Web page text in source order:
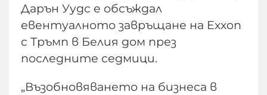
Дарън Уудс е обсъждал
евентуалното завръщане на Exxon
с Тръмп в Белия дом през
последните седмици.
„Възобновяването на бизнеса в